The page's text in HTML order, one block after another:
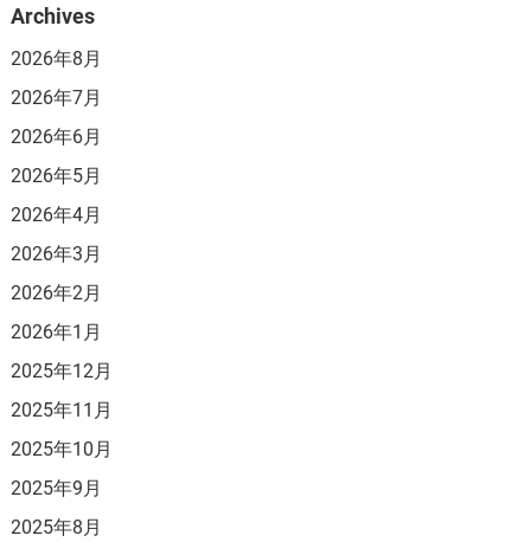
Archives
2026年8月
2026年7月
2026年6月
2026年5月
2026年4月
2026年3月
2026年2月
2026年1月
2025年12月
2025年11月
2025年10月
2025年9月
2025年8月